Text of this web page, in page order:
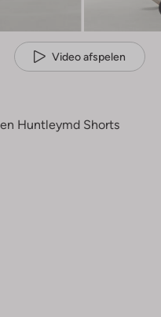
Video afspelen
Huntleymd Shorts